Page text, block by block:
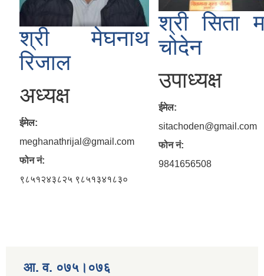
श्री मेघनाथ
रिजाल
अध्यक्ष
ईमेल:
meghanathrijal@gmail.com
फोन नं:
९८५१२४३८२५ ९८५१३४१८३०
श्री सिता
चोदेन
उपाध्यक्ष
ईमेल:
sitachoden@gmail.com
फोन नं:
9841656508
आ. व. ०७५।०७६